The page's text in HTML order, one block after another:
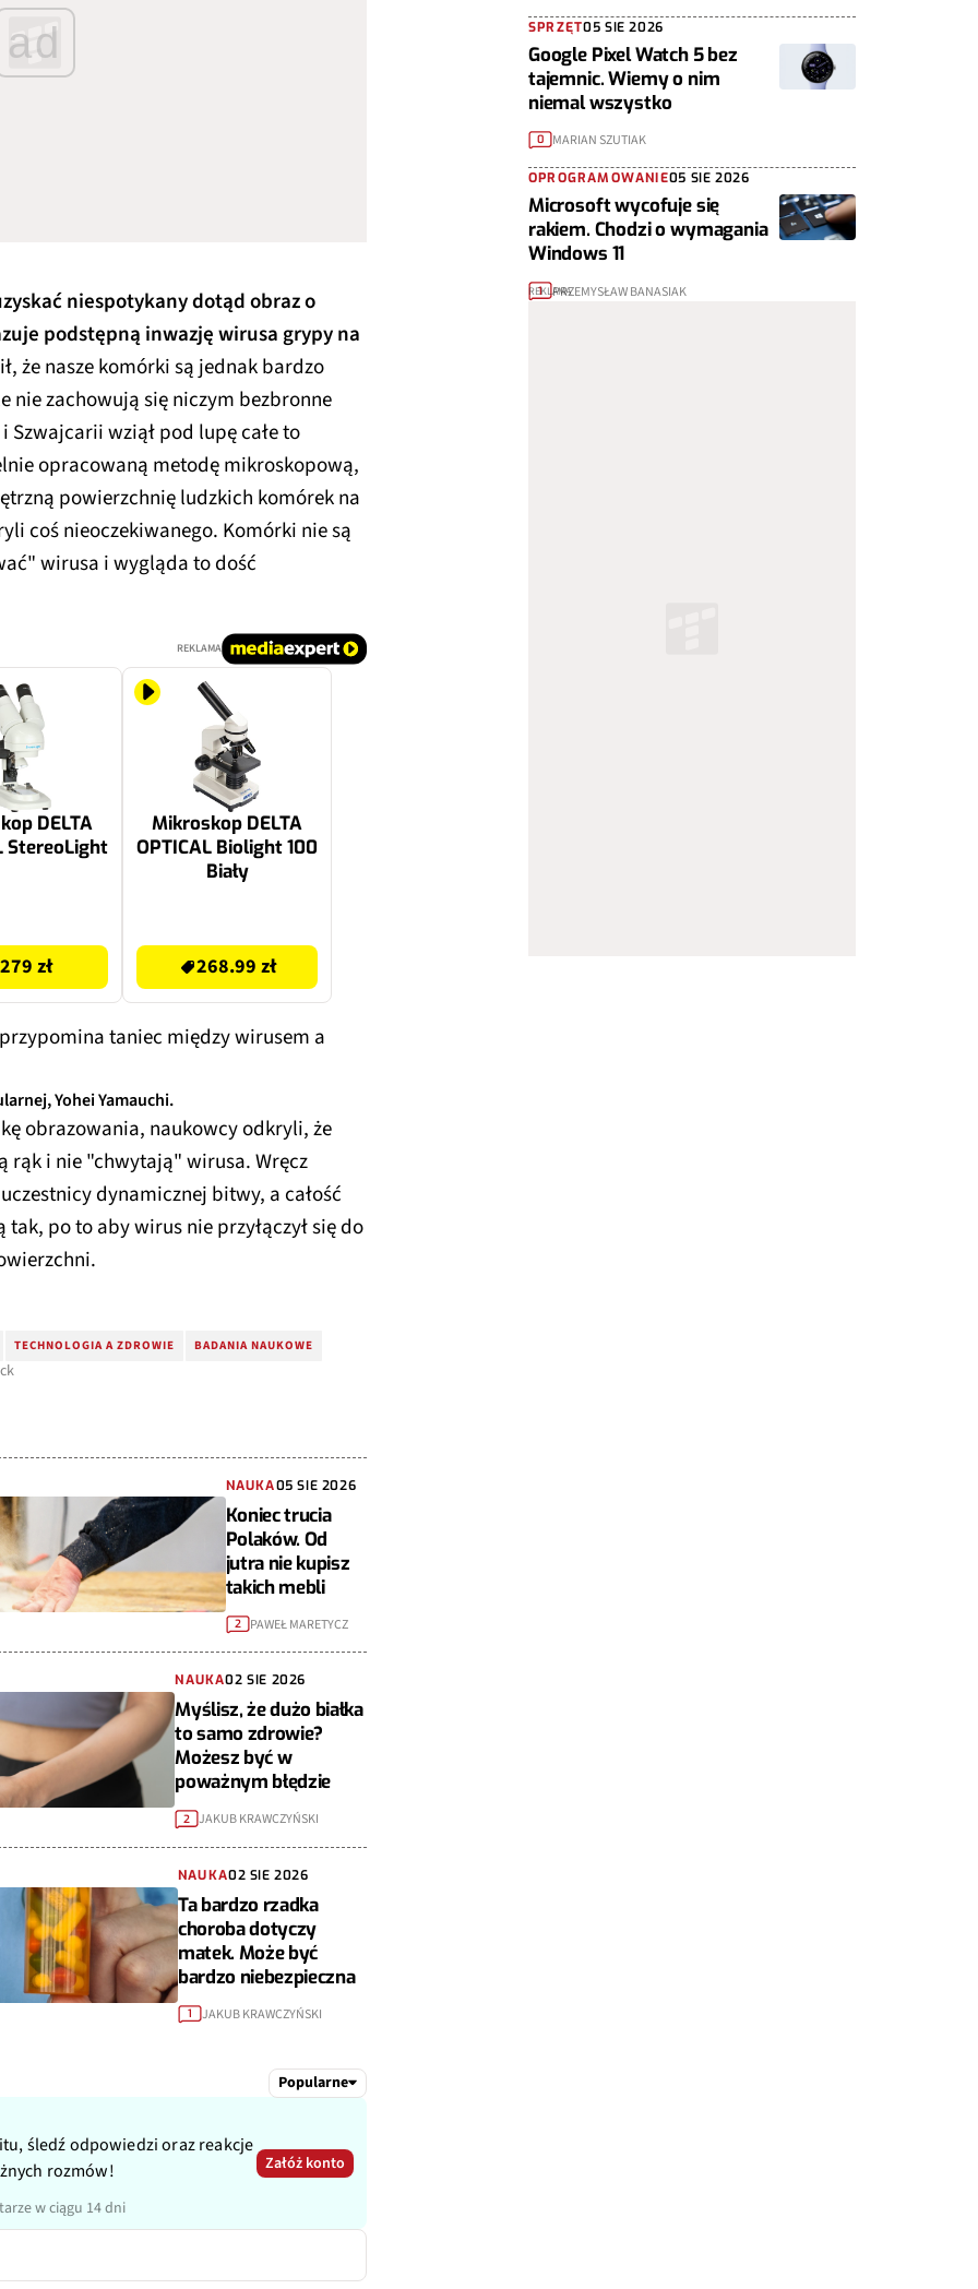
ad
niespotykany dotąd obraz o
podstępną inwazję wirusa grypy na
że nasze komórki są jednak bardzo
nie zachowują się niczym bezbronne
wziął pod lupę całe to
opracowaną metodę mikroskopową,
powierzchnię ludzkich komórek na
coś nieoczekiwanego. Komórki nie są
wirusa i wygląda to dość
REKLAMA
DELTA
StereoLight
279 zł
Mikroskop DELTA
OPTICAL Biolight 100
Biały
268.99 zł
taniec między wirusem a
Yohei Yamauchi.
obrazowania, naukowcy odkryli, że
rąk i nie "chwytają" wirusa. Wręcz
dynamicznej bitwy, a całość
po to aby wirus nie przyłączył się do
TECHNOLOGIA A ZDROWIE BADANIA NAUKOWE
NAUKA05 SIE 2026
Koniec trucia
Polaków. Od
jutra nie kupisz
takich mebli
2 PAWEŁ MARETYCZ
NAUKA02 SIE 2026
Myślisz, że dużo białka
to samo zdrowie?
Możesz być w
poważnym błędzie
2 JAKUB KRAWCZYŃSKI
NAUKA02 SIE 2026
Ta bardzo rzadka
choroba dotyczy
matek. Może być
bardzo niebezpieczna
1 JAKUB KRAWCZYŃSKI
Popularne
śledź odpowiedzi oraz reakcje
rozmów!
w ciągu 14 dni
Załóż konto
SPRZĘT05 SIE 2026
Google Pixel Watch 5 bez
tajemnic. Wiemy o nim
niemal wszystko
0 MARIAN SZUTIAK
OPROGRAMOWANIE05 SIE 2026
Microsoft wycofuje się
rakiem. Chodzi o wymagania
Windows 11
1 PRZEMYSŁAW BANASIAK